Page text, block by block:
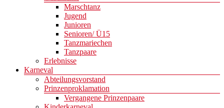
Marschtanz
Jugend
Junioren
Senioren/ Ü15
Tanzmariechen
Tanzpaare
Erlebnisse
Karneval
Abteilungsvorstand
Prinzenproklamation
Vergangene Prinzenpaare